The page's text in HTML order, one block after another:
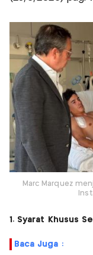
Marc Marquez
1. Syarat Khusus
Baca Juga :